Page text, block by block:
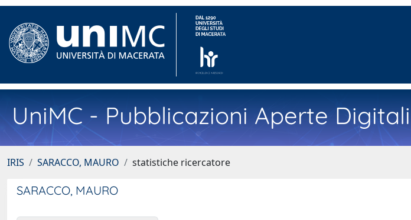
UniMC - Pubblicazioni Aperte Digitali
IRIS SARACCO, MAURO statistiche ricercatore
SARACCO, MAURO